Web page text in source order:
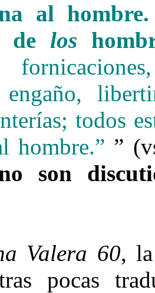
al hombre.
de los
engaño,
todos
hombre.” ”
son
Valera 60,
pocas